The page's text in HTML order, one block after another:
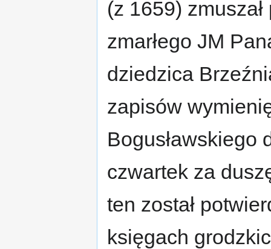
(z 1659)
zmarłego JM
dziedzica
zapisów
Bogusławskiego
czwartek za
ten został
księgach